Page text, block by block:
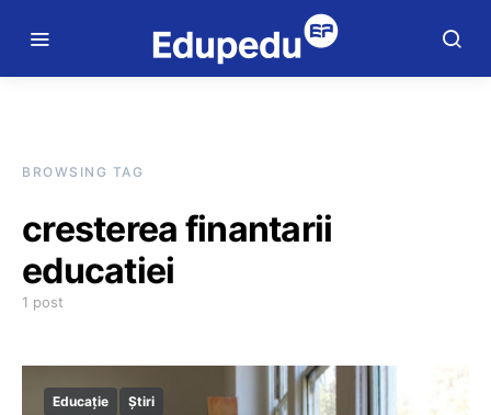
BROWSING TAG
cresterea finantarii
educatiei
1 post
Educație Știri